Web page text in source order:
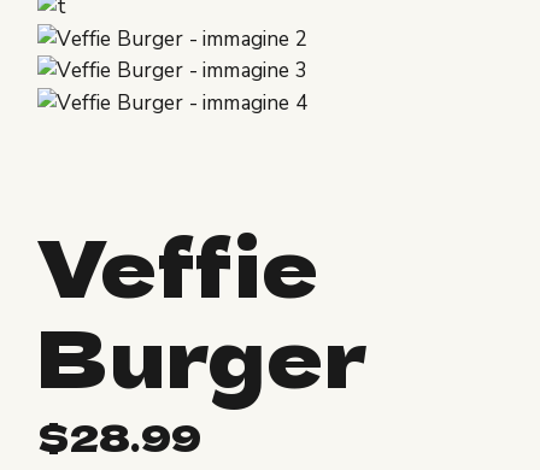
Veffie
Burger
$28.99